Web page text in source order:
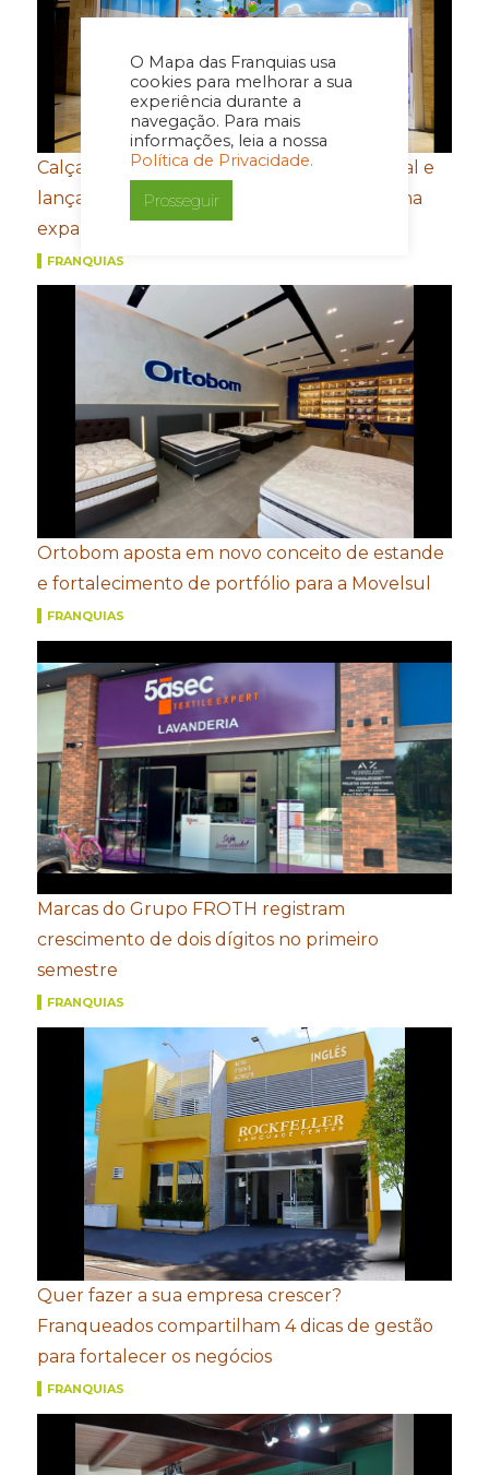
O Mapa das Franquias usa
cookies para melhorar a sua
experiência durante a
navegação. Para mais
informações, leia a nossa
Política de Privacidade.
Prosseguir
Calçados Bibi amplia presença internacional e
lança e-commerce em Honduras de olho na
expansão na América Central
FRANQUIAS
Ortobom aposta em novo conceito de estande
e fortalecimento de portfólio para a Movelsul
FRANQUIAS
Marcas do Grupo FROTH registram
crescimento de dois dígitos no primeiro
semestre
FRANQUIAS
Quer fazer a sua empresa crescer?
Franqueados compartilham 4 dicas de gestão
para fortalecer os negócios
FRANQUIAS